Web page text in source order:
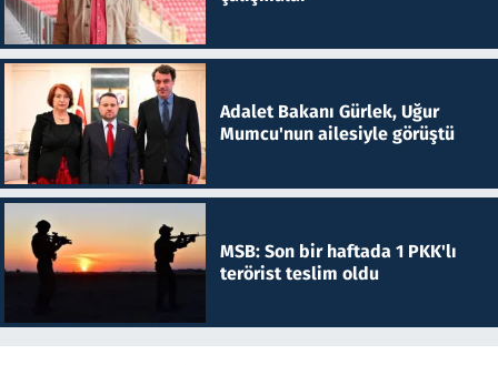
Adalet Bakanı Gürlek, Uğur
Mumcu'nun ailesiyle görüştü
MSB: Son bir haftada 1 PKK'lı
terörist teslim oldu